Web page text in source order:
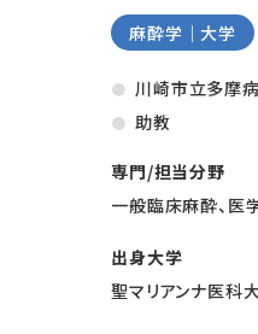
麻酔学｜大学
川崎市立多摩
助教
専門/担当分野
一般臨床麻酔、医
出身大学
聖マリアンナ医科